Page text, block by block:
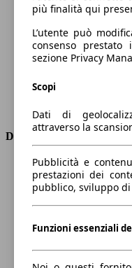
Numero di marce
Coppia
Cilindrata
Carburante
Trasmissione
Dimensioni
Lunghezza
Altezza
Larghezza
Peso massimo
più finalità qui
L’utente può
consenso prestato
sezione Privacy
Scopi
Dati di
attraverso la
Pubblicità e
prestazioni dei
pubblico, sviluppo
Funzioni essenziali